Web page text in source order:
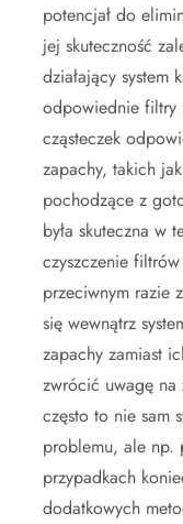
potencjał do
jej skuteczność
działający system
odpowiednie filtry
cząsteczek
zapachy, takich
pochodzące z
była skuteczna w
czyszczenie
przeciwnym razie
się wewnątrz
zapachy zamiast
zwrócić uwagę na
często to nie sam
problemu, ale np.
przypadkach
dodatkowych